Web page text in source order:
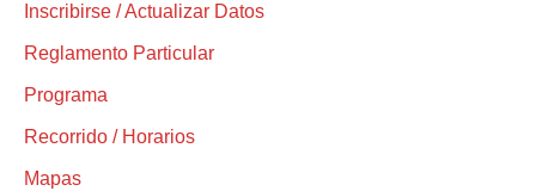
Inscribirse / Actualizar Datos
Reglamento Particular
Programa
Recorrido / Horarios
Mapas